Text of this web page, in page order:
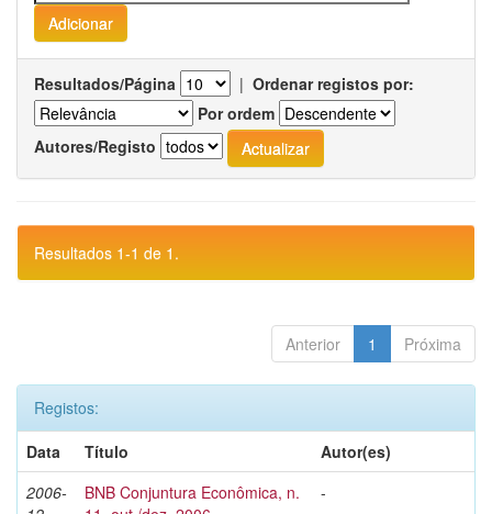
Resultados/Página | Ordenar registos por:
Por ordem
Autores/Registo
Resultados 1-1 de 1.
Anterior 1 Próxima
Registos:
Data
Título
Autor(es)
2006-
BNB Conjuntura Econômica, n.
-